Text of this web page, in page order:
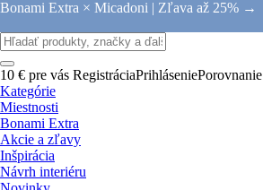
Bonami Extra × Micadoni | Zľava až 25% →
10 € pre vás RegistráciaPrihláseniePorovnanie
Kategórie
Miestnosti
Bonami Extra
Akcie a zľavy
Inšpirácia
Návrh interiéru